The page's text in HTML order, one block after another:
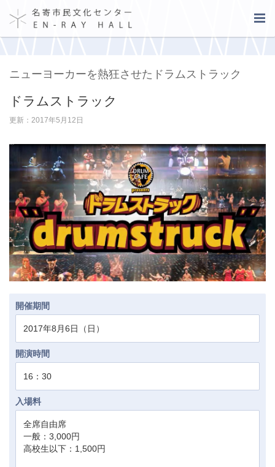
ニューヨーカーを熱狂させたドラムストラック
ドラムストラック
更新：2017年5月12日
開催期間
2017年8月6日（日）
開演時間
16：30
入場料
全席自由席
一般：3,000円
高校生以下：1,500円